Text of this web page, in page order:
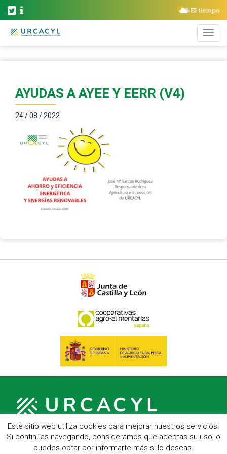
AYUDAS A AYEE Y EERR (V4)
24 / 08 / 2022
Este sitio web utiliza cookies para mejorar nuestros servicios.
Si continúas navegando, consideramos que aceptas su uso, o
puedes optar por informarte más si lo deseas.